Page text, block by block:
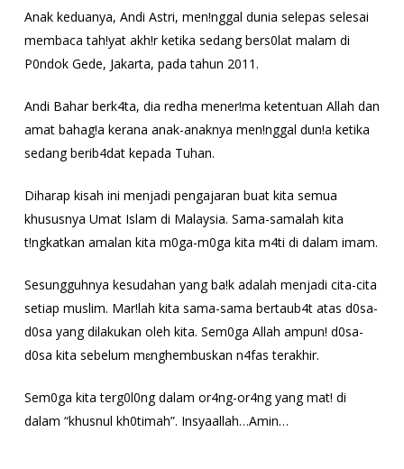
Anak keduanya, Andi Astri, men!nggal dunia selepas selesai
membaca tah!yat akh!r ketika sedang bers0lat malam di
P0ndok Gede, Jakarta, pada tahun 2011.
Andi Bahar berk4ta, dia redha mener!ma ketentuan Allah dan
amat bahag!a kerana anak-anaknya men!nggal dun!a ketika
sedang berib4dat kepada Tuhan.
Diharap kisah ini menjadi pengajaran buat kita semua
khususnya Umat Islam di Malaysia. Sama-samalah kita
t!ngkatkan amalan kita m0ga-m0ga kita m4ti di dalam imam.
Sesungguhnya kesudahan yang ba!k adalah menjadi cita-cita
setiap muslim. Mar!lah kita sama-sama bertaub4t atas d0sa-
d0sa yang dilakukan oleh kita. Sem0ga Allah ampun! d0sa-
d0sa kita sebelum mɛnghembuskan n4fas terakhir.
Sem0ga kita terg0l0ng dalam or4ng-or4ng yang mat! di
dalam “khusnul kh0timah”. Insyaallah…Amin…